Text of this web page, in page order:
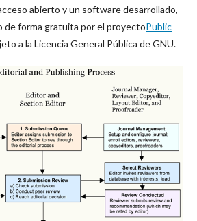
abierto y un software desarrollado,
de forma gratuita por el proyectoPublic
a la Licencia General Pública de GNU.